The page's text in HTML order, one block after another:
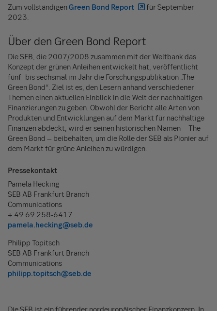
Zum vollständigenGreen Bond Report
für September
2023.
Über den Green Bond Report
Die SEB, die 2007/2008 zusammen mit der Weltbank das
Konzept der grünen Anleihen entwickelt hat, veröffentlicht
fünf- bis sechsmal im Jahr die Forschungspublikation „The
Green Bond“. Ziel ist es, den Lesern anhand verschiedener
Themen einen aktuellen Einblick in die Welt der nachhaltigen
Finanzierungen zu geben. Obwohl der Bericht alle Arten von
Produkten und Entwicklungen auf dem Markt für nachhaltige
Finanzen abdeckt, wird er seinen historischen Namen – The
Green Bond – beibehalten, um die Rolle der SEB als Pionier auf
dem Markt für grüne Anleihen zu würdigen.
Pressekontakt
Pamela Hecking
SEB AB Frankfurt Branch
Communications
+ 49 69 258-6417
pamela.hecking@seb.de
Philipp Topitsch
SEB AB Frankfurt Branch
Communications
philipp.topitsch@seb.de